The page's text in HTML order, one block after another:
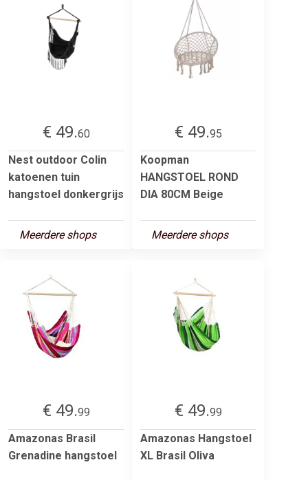
€ 49.60
Nest outdoor Colin
katoenen tuin
hangstoel donkergrijs
Meerdere shops
€ 49.95
Koopman
HANGSTOEL ROND
DIA 80CM Beige
Meerdere shops
€ 49.99
Amazonas Brasil
Grenadine hangstoel
€ 49.99
Amazonas Hangstoel
XL Brasil Oliva